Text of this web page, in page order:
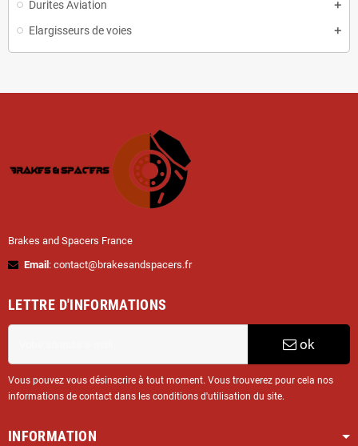
Durites Aviation
Elargisseurs de voies
Brakes and Spacers France
Email : contact@brakesandspacers.fr
LETTRE D'INFORMATIONS
ok
Vous pouvez vous désinscrire à tout moment. Vous trouverez pour cela nos
informations de contact dans les conditions d'utilisation du site.
INFORMATION